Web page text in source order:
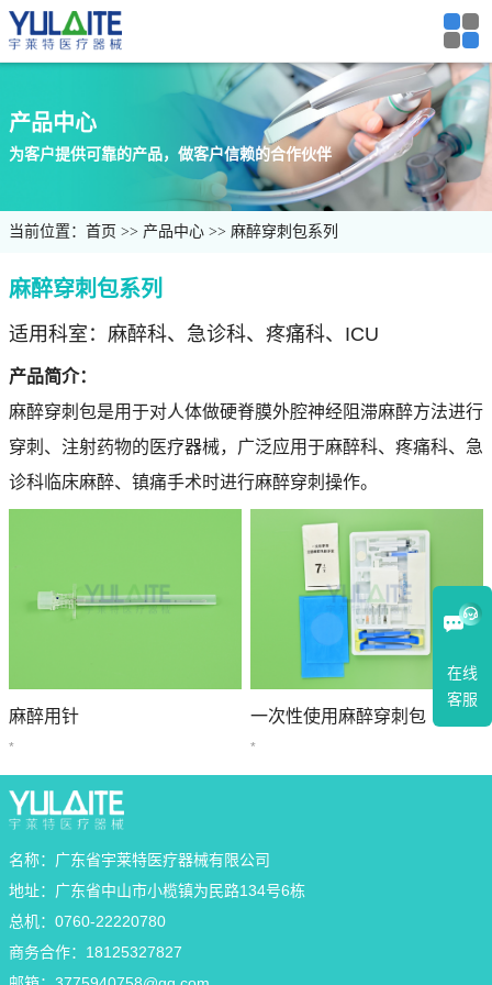
产品中心
为客户提供可靠的产品，做客户信赖的合作伙伴
当前位置： 首页 产品中心 麻醉穿刺包系列
麻醉穿刺包系列
适用科室：麻醉科、急诊科、疼痛科、ICU
产品简介：
麻醉穿刺包是用于对人体做硬脊膜外腔神经阻滞麻醉方法进行
穿刺、注射药物的医疗器械，广泛应用于麻醉科、疼痛科、急
诊科临床麻醉、镇痛手术时进行麻醉穿刺操作。
麻醉用针
*
一次性使用麻醉穿刺包
*
名称：广东省宇莱特医疗器械有限公司
地址：广东省中山市小榄镇为民路134号6栋
总机：0760-22220780
商务合作：18125327827
在线
客服